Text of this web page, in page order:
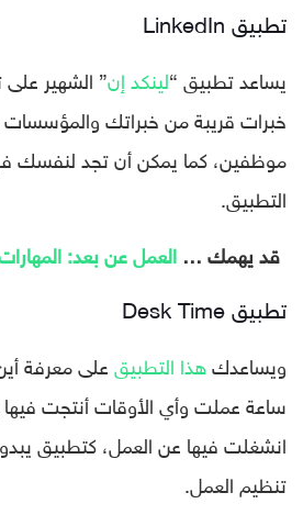
تطبيق LinkedIn
يساعد تطبيق “لينكد إن” الشهير
خبرات قريبة من خبراتك
موظفين، كما يمكن أن تجد لنفسك
التطبيق.
قد يهمك … العمل عن بعد:
تطبيق Desk Time
ويساعدكهذا التطبيقعلى معرفة
ساعة عملت وأي الأوقات أنتجت فيها
انشغلت فيها عن العمل، كتطبيق
تنظيم العمل.